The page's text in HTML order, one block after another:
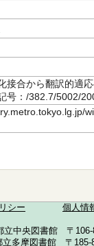
化接合から翻訳的
：/382.7/5002/
シー 個人情
立中央図書館 〒
立多摩図書館 〒185-